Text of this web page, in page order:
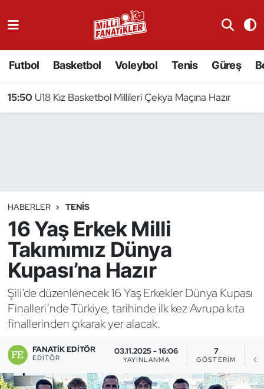
Futbol Basketbol Voleybol Tenis Güreş
15:50 U18 Kız Basketbol Millileri Çekya Maçına Hazır
HABERLER TENIS
16 Yaş Erkek Milli
Takımımız Dünya
Kupası’na Hazır
Şili’de düzenlenecek 16 Yaş Erkekler Dünya Kupası
Finalleri’nde Türkiye, tarihinde ilk kez Avrupa kıta
finallerinden çıkarak yer alacak.
FANATIK EDITÖR
EDITÖR
03.11.2025 - 16:06
YAYINLANMA
7
GÖSTERIM
Badminton
Binicilik
Bisiklet
Bocce Bowling Dart
Boks
Briç
Buz Hokeyi